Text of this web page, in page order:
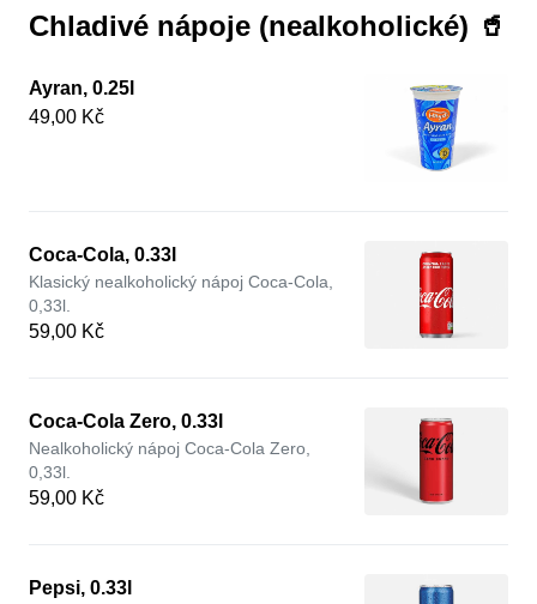
Chladivé nápoje (nealkoholické) 🥤
Ayran, 0.25l
49,00 Kč
Coca-Cola, 0.33l
Klasický nealkoholický nápoj Coca-Cola,
0,33l.
59,00 Kč
Coca-Cola Zero, 0.33l
Nealkoholický nápoj Coca-Cola Zero,
0,33l.
59,00 Kč
Pepsi, 0.33l